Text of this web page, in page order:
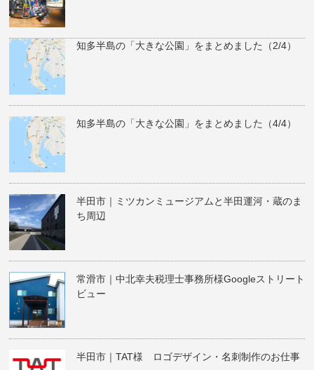
知多半島の「大きな公園」をまとめました（2/4）
知多半島の「大きな公園」をまとめました（4/4）
半田市｜ミツカンミュージアムと半田運河・蔵のま
ち周辺
常滑市｜中北幸夫税理士事務所様Googleストリート
ビュー
半田市｜TAT様 ロゴデザイン・名刺制作のお仕事